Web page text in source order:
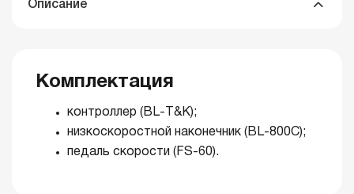
Описание
Комплектация
контроллер (BL-Т&К);
низкоскоростной наконечник (BL-800C);
педаль скорости (FS-60).